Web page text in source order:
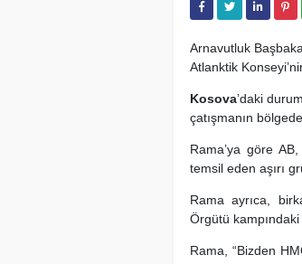
Arnavutluk
Atlanktik
Kosova’daki
çatışmanın
Rama’ya göre
temsil eden aşırı
Rama ayrıca,
Örgütü
Rama, “Bizden